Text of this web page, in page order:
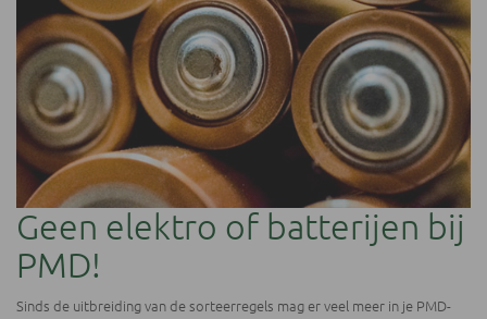
Geen elektro of batterijen bij
PMD!
Sinds de uitbreiding van de sorteerregels mag er veel meer in je PMD-